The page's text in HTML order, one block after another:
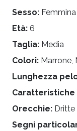
Sesso: Femmina
Età: 6
Taglia: Media
Colori: Marrone,
Lunghezza
Orecchie: Dritte
Segni